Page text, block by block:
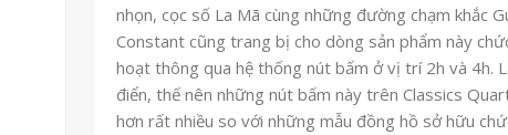
nhọn, cọc số La Mã cùng những đường chạm khắc
Constant cũng trang bị cho dòng sản phẩm này
hoạt thông qua hệ thống nút bấm ở vị trí 2h và 4h.
điển, thế nên những nút bấm này trên Classics
hơn rất nhiều so với những mẫu đồng hồ sở hữu